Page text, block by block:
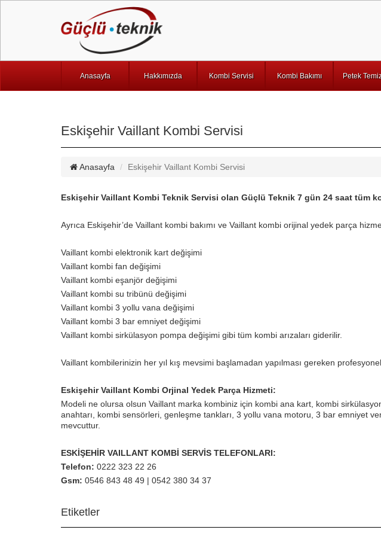
Anasayfa Hakkımızda Kombi Servisi Kombi Bakımı Petek
Eskişehir Vaillant Kombi Servisi
Anasayfa Eskişehir Vaillant Kombi Servisi
Eskişehir Vaillant Kombi Teknik Servisi olan Güçlü Teknik 7 gün 24 saat tüm
Ayrıca Eskişehir’de Vaillant kombi bakımı ve Vaillant kombi orijinal yedek parça
Vaillant kombi elektronik kart değişimi
Vaillant kombi fan değişimi
Vaillant kombi eşanjör değişimi
Vaillant kombi su tribünü değişimi
Vaillant kombi 3 yollu vana değişimi
Vaillant kombi 3 bar emniyet değişimi
Vaillant kombi sirkülasyon pompa değişimi gibi tüm kombi arızaları giderilir.
Vaillant kombilerinizin her yıl kış mevsimi başlamadan yapılması gereken
Eskişehir Vaillant Kombi Orjinal Yedek Parça Hizmeti:
Modeli ne olursa olsun Vaillant marka kombiniz için kombi ana kart, kombi
anahtarı, kombi sensörleri, genleşme tankları, 3 yollu vana motoru, 3 bar emniyet
mevcuttur.
ESKİŞEHİR VAILLANT KOMBİ SERVİS TELEFONLARI:
Telefon: 0222 323 22 26
Gsm: 0546 843 48 49 | 0542 380 34 37
Etiketler